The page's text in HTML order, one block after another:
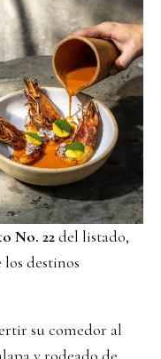
No. 22del listado,
destinos
su comedor al